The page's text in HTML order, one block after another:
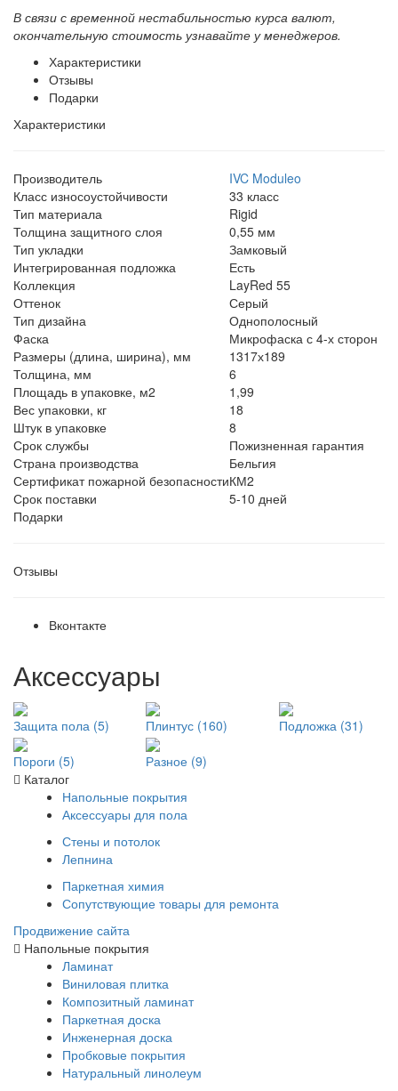
В связи с временной нестабильностью курса валют,
окончательную стоимость узнавайте у менеджеров.
Характеристики
Отзывы
Подарки
Характеристики
Производитель
IVC Moduleo
Класс износоустойчивости
33 класс
Тип материала
Rigid
Толщина защитного слоя
0,55 мм
Тип укладки
Замковый
Интегрированная подложка
Есть
Коллекция
LayRed 55
Оттенок
Серый
Тип дизайна
Однополосный
Фаска
Микрофаска с 4-х сторон
Размеры (длина, ширина), мм
1317х189
Толщина, мм
6
Площадь в упаковке, м2
1,99
Вес упаковки, кг
18
Штук в упаковке
8
Срок службы
Пожизненная гарантия
Страна производства
Бельгия
Сертификат пожарной безопасностиКМ2
Срок поставки
5-10 дней
Подарки
Отзывы
Вконтакте
Аксессуары
Защита пола (5) Плинтус (160) Подложка (31)
Пороги (5)
Разное (9)
Каталог
Напольные покрытия
Аксессуары для пола
Стены и потолок
Лепнина
Паркетная химия
Сопутствующие товары для ремонта
Продвижение сайта
Напольные покрытия
Ламинат
Виниловая плитка
Композитный ламинат
Паркетная доска
Инженерная доска
Пробковые покрытия
Натуральный линолеум